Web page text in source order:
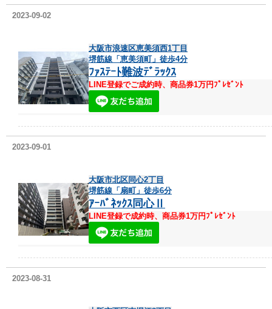
2023-09-02
大阪市浪速区恵美須西1丁目
堺筋線「恵美須町」徒歩4分
ﾌｧｽﾃｰﾄ難波ﾃﾞﾗｯｸｽ
LINE登録でご成約時、商品券1万円ﾌﾟﾚｾﾞﾝﾄ
2023-09-01
大阪市北区同心2丁目
堺筋線「扇町」徒歩6分
ｱｰﾊﾞﾈｯｸｽ同心Ⅱ
LINE登録で成約時、商品券1万円ﾌﾟﾚｾﾞﾝﾄ
2023-08-31